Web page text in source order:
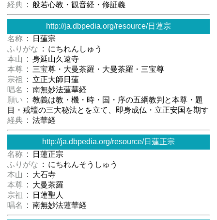
経典 : 般若心教・観音経・修証義
http://ja.dbpedia.org/resource/日蓮宗
名称 : 日蓮宗
ふりがな : にちれんしゅう
本山
: 身延山久遠寺
本尊 : 三宝尊・大曼茶羅・大曼茶羅・三宝尊
宗祖
: 立正大師日蓮
唱名
: 南無妙法蓮華経
願い : 教義は教・機・時・国・序の五綱教判と本尊・題
目・戒壇の三大秘法とを立て、即身成仏・立正安国を期す
経典 : 法華経
http://ja.dbpedia.org/resource/日蓮正宗
名称 : 日蓮正宗
ふりがな : にちれんそうしゅう
本山
: 大石寺
本尊 : 大曼茶羅
宗祖
: 日蓮聖人
唱名
: 南無妙法蓮華経